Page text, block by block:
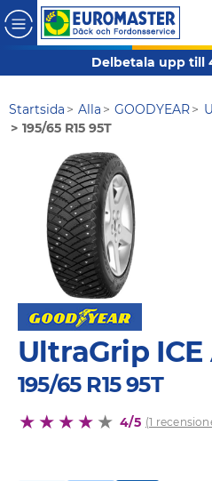
Delbetala upp till
Startsida Alla GOODYEAR
195/65 R15 95T
UltraGrip
195/65 R15 95T
4/5 (1